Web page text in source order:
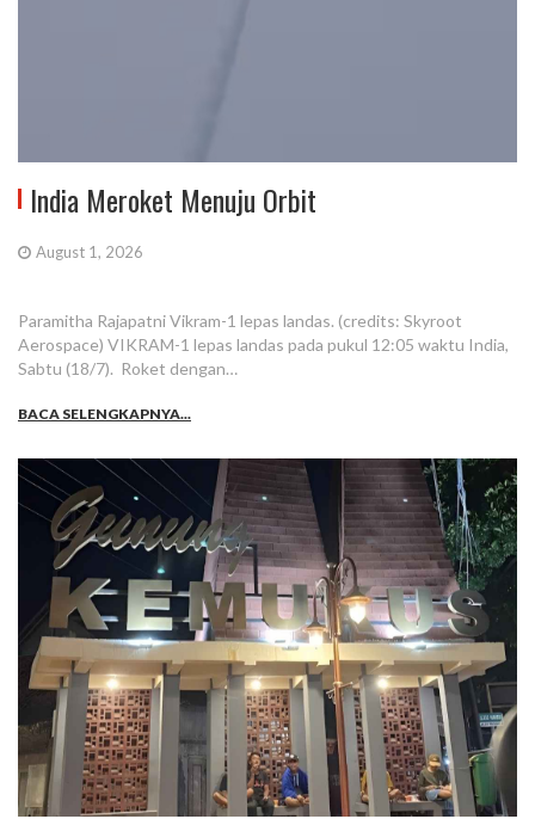
India Meroket Menuju Orbit
August 1, 2026
Paramitha Rajapatni Vikram-1 lepas landas. (credits: Skyroot
Aerospace) VIKRAM-1 lepas landas pada pukul 12:05 waktu India,
Sabtu (18/7). Roket dengan…
BACA SELENGKAPNYA...